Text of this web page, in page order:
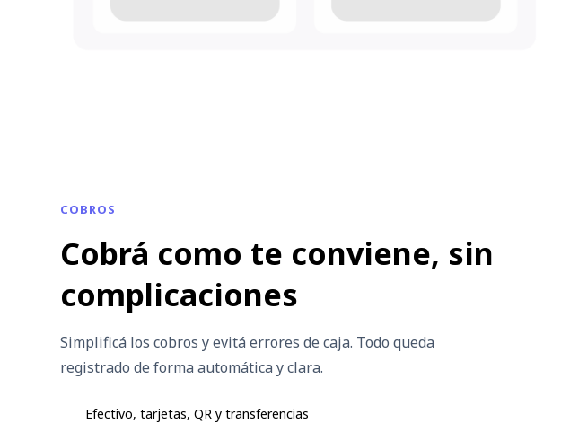
COBROS
Cobrá como te conviene, sin
complicaciones
Simplificá los cobros y evitá errores de caja. Todo queda
registrado de forma automática y clara.
Efectivo, tarjetas, QR y transferencias